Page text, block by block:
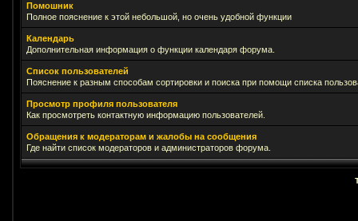
Помошник
Полное пояснение к этой небольшой, но очень удобной функции
Календарь
Дополнительная информация о функции календаря форума.
Список пользователей
Пояснение к разным способам сортировки и поиска при помощи списка
Просмотр профиля пользователя
Как просмотреть контактную информацию пользователей.
Обращения к модераторам и жалобы на сообщения
Где найти список модераторов и администраторов форума.